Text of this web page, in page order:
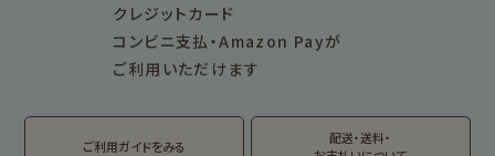
サンリオキャラクタ
ーズ
おやつパーティ
トビマツショウイチ
ロウ
トコロコムギ
アルプスの少女ハイ
ジ
翠 sui の商品を見る 結々 yuiyui の商品を見る
クレジットカード
コンビニ支払・Amazon Payが
ご利用いただけます
ご利用ガイドをみる
配送・送料・